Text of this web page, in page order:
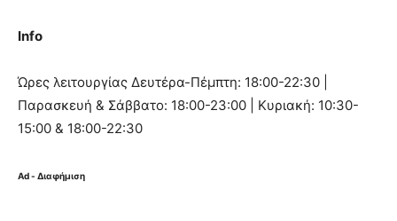
Info
Ώρες λειτουργίας Δευτέρα-Πέμπτη: 18:00-22:30 |
Παρασκευή & Σάββατο: 18:00-23:00 | Κυριακή: 10:30-
15:00 & 18:00-22:30
Ad - Διαφήμιση